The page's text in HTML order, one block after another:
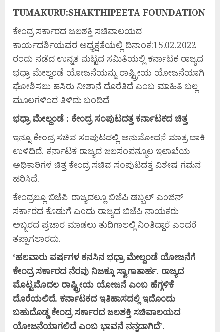
TUMAKURU:SHAKTHIPEETA FOUNDATION
ಕೇಂದ್ರ ಸರ್ಕಾರದ ಜಲಶಕ್ತಿ ಸಚಿವಾಲಯದ
ಕಾರ್ಯದರ್ಶಿಯವರ ಅಧ್ಯಕ್ಷತೆಯಲ್ಲಿ ದಿನಾಂಕ:15.02.2022
ರಂದು ನಡೆದ ಉನ್ನತ ಮಟ್ಟದ ಸಮಿತಿಯಲ್ಲಿ ಕರ್ನಾಟಕ ರಾಜ್ಯದ
ಭಧ್ರಾ ಮೇಲ್ದಂಡೆ ಯೋಜನೆಯನ್ನು ರಾಷ್ಟ್ರೀಯ ಯೋಜನೆಯಾಗಿ
ಘೋಶಿಸಲು ಹಸಿರು ನೀಶಾನೆ ದೊರೆತಿದೆ ಎಂಬ ಮಾಹಿತಿ ಬಲ್ಲ
ಮೂಲಗಳಿಂದ ತಿಳಿದು ಬಂದಿದೆ.
ಭಧ್ರಾ ಮೇಲ್ದಂಡೆ : ಕೇಂದ್ರ ಸಂಪುಟದತ್ತ ಕರ್ನಾಟಕದ ಚಿತ್ತ
ಇನ್ನೂ ಕೇಂದ್ರ ಸಚಿವ ಸಂಪುಟದಲ್ಲಿ ಅನುಮೋದನೆ ಮಾತ್ರ ಬಾಕಿ
ಉಳಿದಿದೆ. ಕರ್ನಾಟಕ ರಾಜ್ಯದ ಜಲಸಂಪನ್ಮೂಲ ಇಲಾಖೆಯ
ಅಧಿಕಾರಿಗಳ ಚಿತ್ತ ಕೇಂದ್ರ ಸಚಿವ ಸಂಪುಟದತ್ತ ವಿಶೇಷ ಗಮನ
ಹರಿಸಿದೆ.
ಕೇಂದ್ರಲ್ಲೂ ಬಿಜೆಪಿ-ರಾಜ್ಯದಲ್ಲೂ ಬಿಜೆಪಿ ಡಬ್ಬಲ್ ಎಂಜಿನ್
ಸರ್ಕಾರದ ಕೊಡುಗೆ ಎಂದು ರಾಜ್ಯದ ಬಿಜೆಪಿ ನಾಯಕರು
ಅಬ್ಬರದ ಪ್ರಚಾರ ಮಾಡಲು ತುದಿಗಾಲಲ್ಲಿ ನಿಂತಿದ್ದಾರೆ ಎಂದರೆ
ತಪ್ಪಾಗಲಾರದು.
‘ಹಲವಾರು ವರ್ಷಗಳ ಕನಸಿನ ಭಧ್ರಾ ಮೇಲ್ದಂಡೆ ಯೋಜನೆಗೆ
ಕೇಂದ್ರ ಸರ್ಕಾರದ ನೆರವು ನಿಜಕ್ಕೂ ಸ್ವಾಗಾತಾರ್ಹ. ರಾಜ್ಯದ
ಮೊಟ್ಟಮೊದಲ ರಾಷ್ಟ್ರೀಯ ಯೋಜನೆ ಎಂಬ ಹೆಗ್ಗಳಿಕೆ
ದೊರೆಯಲಿದೆ. ಕರ್ನಾಟಕದ ಇತಿಹಾಸದಲ್ಲಿ ಇದೊಂದು
ಬಹುದೊಡ್ಡ ಕೇಂದ್ರ ಸರ್ಕಾರದ ಜಲಶಕ್ತಿ ಸಚಿವಾಲಯದ
ಯೋಜನೆಯಾಗಲಿದೆ ಎಂಬ ಭಾವನೆ ನನ್ನದಾಗಿದೆ’.